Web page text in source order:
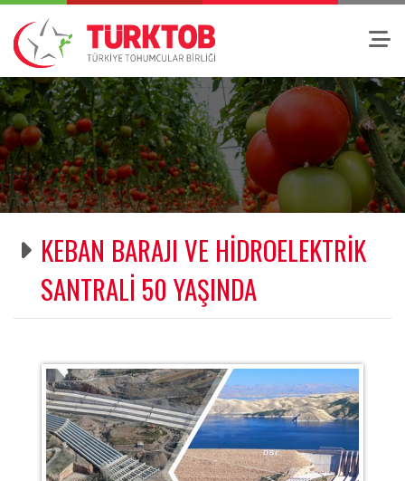
KEBAN BARAJI VE HİDROELEKTRİK
SANTRALİ 50 YAŞINDA